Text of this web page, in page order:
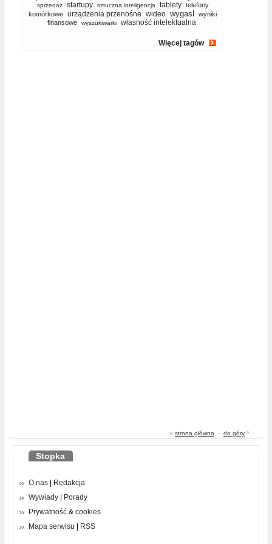
sprzedaż startupy sztuczna inteligencja tablety telefony
komórkowe
urządzenia przenośne wideo wygasl
wyniki
finansowe
wyszukiwarki własność intelektualna
Więcej tagów
« strona główna - do góry ^
Stopka
O nas | Redakcja
Wywiady | Porady
Prywatność & cookies
Mapa serwisu | RSS